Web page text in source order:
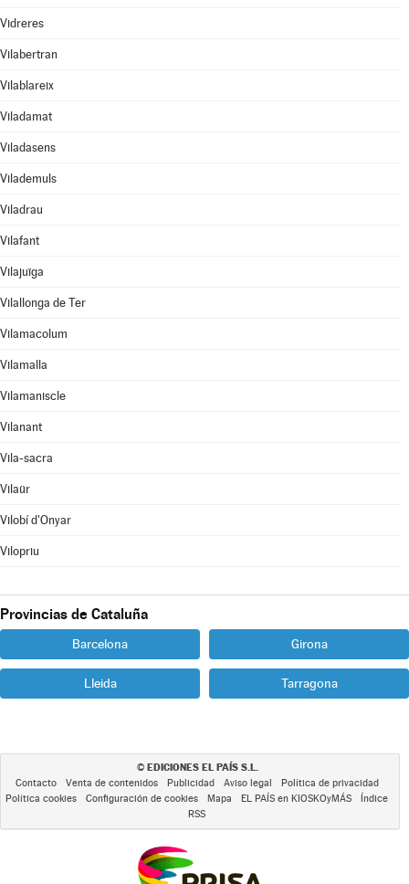
Vidreres
Vilabertran
Vilablareix
Viladamat
Viladasens
Vilademuls
Viladrau
Vilafant
Vilajuïga
Vilallonga de Ter
Vilamacolum
Vilamalla
Vilamaniscle
Vilanant
Vila-sacra
Vilaür
Vilobí d'Onyar
Vilopriu
Provincias de Cataluña
Barcelona Girona
Lleida Tarragona
© EDICIONES EL PAÍS S.L.
Contacto Venta de contenidos Publicidad Aviso legal
Política de privacidad
Política cookies
Configuración de cookies Mapa EL PAÍS en KIOSKOyMÁS
Índice
RSS